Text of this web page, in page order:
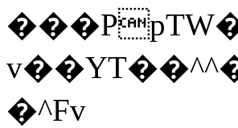
�^Fv